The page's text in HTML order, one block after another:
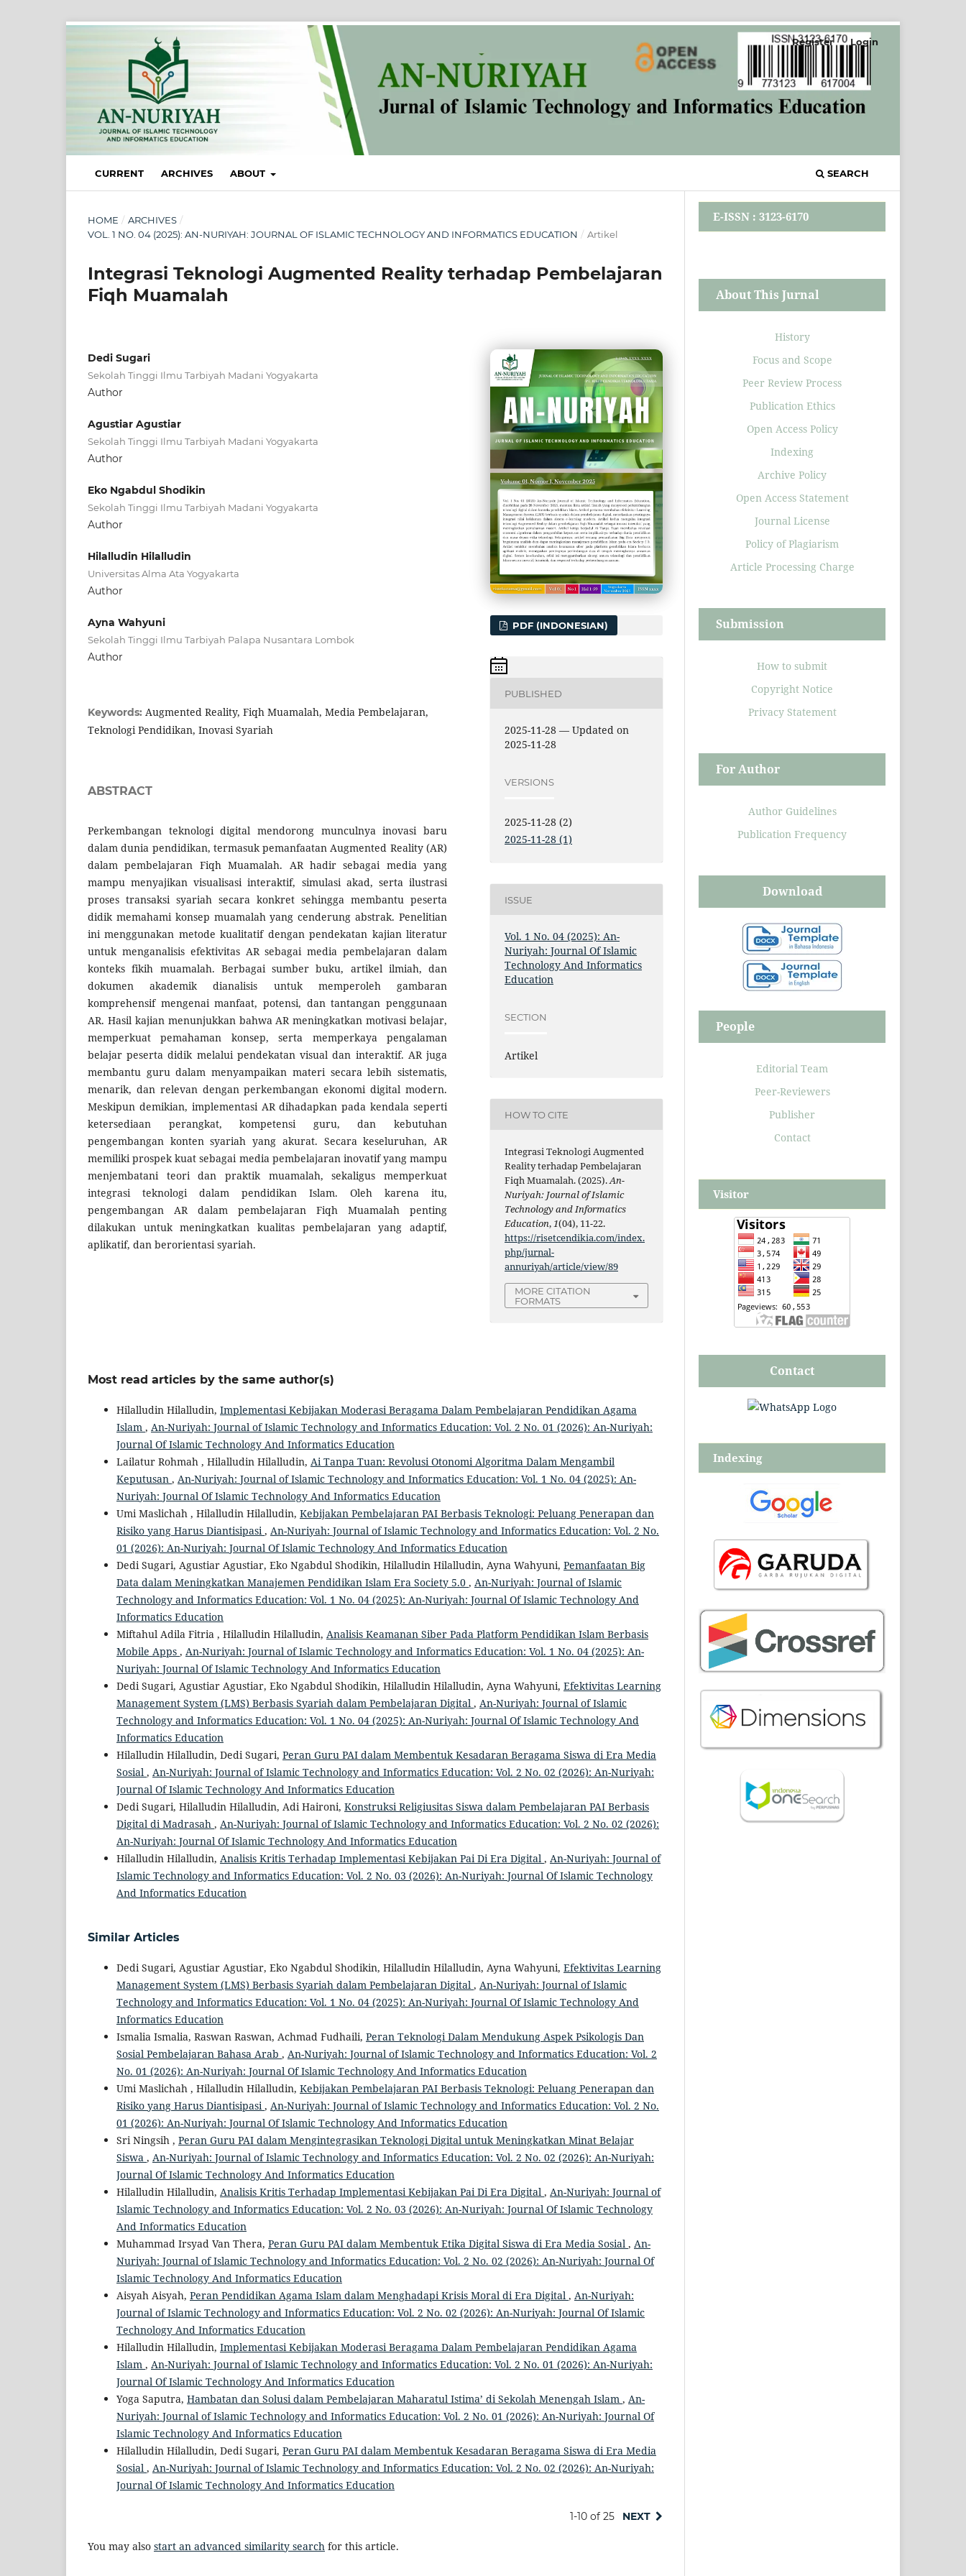
CURRENT ARCHIVES ABOUT SEARCH
Register Login
HOME / ARCHIVES /
VOL. 1 NO. 04 (2025): AN-NURIYAH: JOURNAL OF ISLAMIC TECHNOLOGY AND INFORMATICS EDUCATION / Artikel
Integrasi Teknologi Augmented Reality terhadap Pembelajaran
Fiqh Muamalah
Dedi Sugari
Sekolah Tinggi Ilmu Tarbiyah Madani Yogyakarta
Author
Agustiar Agustiar
Sekolah Tinggi Ilmu Tarbiyah Madani Yogyakarta
Author
Eko Ngabdul Shodikin
Sekolah Tinggi Ilmu Tarbiyah Madani Yogyakarta
Author
Hilalludin Hilalludin
Universitas Alma Ata Yogyakarta
Author
Ayna Wahyuni
Sekolah Tinggi Ilmu Tarbiyah Palapa Nusantara Lombok
Author
Keywords: Augmented Reality, Fiqh Muamalah, Media Pembelajaran,
Teknologi Pendidikan, Inovasi Syariah
ABSTRACT
Perkembangan teknologi digital mendorong munculnya inovasi baru
dalam dunia pendidikan, termasuk pemanfaatan Augmented Reality (AR)
dalam pembelajaran Fiqh Muamalah. AR hadir sebagai media yang
mampu menyajikan visualisasi interaktif, simulasi akad, serta ilustrasi
proses transaksi syariah secara konkret sehingga membantu peserta
didik memahami konsep muamalah yang cenderung abstrak. Penelitian
ini menggunakan metode kualitatif dengan pendekatan kajian literatur
untuk menganalisis efektivitas AR sebagai media pembelajaran dalam
konteks fikih muamalah. Berbagai sumber buku, artikel ilmiah, dan
dokumen akademik dianalisis untuk memperoleh gambaran
komprehensif mengenai manfaat, potensi, dan tantangan penggunaan
AR. Hasil kajian menunjukkan bahwa AR meningkatkan motivasi belajar,
memperkuat pemahaman konsep, serta memperkaya pengalaman
belajar peserta didik melalui pendekatan visual dan interaktif. AR juga
membantu guru dalam menyampaikan materi secara lebih sistematis,
menarik, dan relevan dengan perkembangan ekonomi digital modern.
Meskipun demikian, implementasi AR dihadapkan pada kendala seperti
ketersediaan perangkat, kompetensi guru, dan kebutuhan
pengembangan konten syariah yang akurat. Secara keseluruhan, AR
memiliki prospek kuat sebagai media pembelajaran inovatif yang mampu
menjembatani teori dan praktik muamalah, sekaligus memperkuat
integrasi teknologi dalam pendidikan Islam. Oleh karena itu,
pengembangan AR dalam pembelajaran Fiqh Muamalah penting
dilakukan untuk meningkatkan kualitas pembelajaran yang adaptif,
aplikatif, dan berorientasi syariah.
PDF (INDONESIAN)
PUBLISHED
2025-11-28 — Updated on
2025-11-28
VERSIONS
2025-11-28 (2)
2025-11-28 (1)
ISSUE
Vol. 1 No. 04 (2025): An-
Nuriyah: Journal Of Islamic
Technology And Informatics
Education
SECTION
Artikel
HOW TO CITE
Integrasi Teknologi Augmented
Reality terhadap Pembelajaran
Fiqh Muamalah. (2025).An-
Nuriyah: Journal of Islamic
Technology and Informatics
Education,1(04), 11-22.
https://risetcendikia.com/index.
php/jurnal-
annuriyah/article/view/89
MORE CITATION
FORMATS
Most read articles by the same author(s)
Hilalludin Hilalludin, Implementasi Kebijakan Moderasi Beragama Dalam Pembelajaran Pendidikan Agama
Islam , An-Nuriyah: Journal of Islamic Technology and Informatics Education: Vol. 2 No. 01 (2026): An-Nuriyah:
Journal Of Islamic Technology And Informatics Education
Lailatur Rohmah , Hilalludin Hilalludin, Ai Tanpa Tuan: Revolusi Otonomi Algoritma Dalam Mengambil
Keputusan , An-Nuriyah: Journal of Islamic Technology and Informatics Education: Vol. 1 No. 04 (2025): An-
Nuriyah: Journal Of Islamic Technology And Informatics Education
Umi Maslichah , Hilalludin Hilalludin, Kebijakan Pembelajaran PAI Berbasis Teknologi: Peluang Penerapan dan
Risiko yang Harus Diantisipasi, An-Nuriyah: Journal of Islamic Technology and Informatics Education: Vol. 2 No.
01 (2026): An-Nuriyah: Journal Of Islamic Technology And Informatics Education
Dedi Sugari, Agustiar Agustiar, Eko Ngabdul Shodikin, Hilalludin Hilalludin, Ayna Wahyuni, Pemanfaatan Big
Data dalam Meningkatkan Manajemen Pendidikan Islam Era Society 5.0 , An-Nuriyah: Journal of Islamic
Technology and Informatics Education: Vol. 1 No. 04 (2025): An-Nuriyah: Journal Of Islamic Technology And
Informatics Education
Miftahul Adila Fitria , Hilalludin Hilalludin, Analisis Keamanan Siber Pada Platform Pendidikan Islam Berbasis
Mobile Apps , An-Nuriyah: Journal of Islamic Technology and Informatics Education: Vol. 1 No. 04 (2025): An-
Nuriyah: Journal Of Islamic Technology And Informatics Education
Dedi Sugari, Agustiar Agustiar, Eko Ngabdul Shodikin, Hilalludin Hilalludin, Ayna Wahyuni, Efektivitas Learning
Management System (LMS) Berbasis Syariah dalam Pembelajaran Digital , An-Nuriyah: Journal of Islamic
Technology and Informatics Education: Vol. 1 No. 04 (2025): An-Nuriyah: Journal Of Islamic Technology And
Informatics Education
Hilalludin Hilalludin, Dedi Sugari, Peran Guru PAI dalam Membentuk Kesadaran Beragama Siswa di Era Media
Sosial , An-Nuriyah: Journal of Islamic Technology and Informatics Education: Vol. 2 No. 02 (2026): An-Nuriyah:
Journal Of Islamic Technology And Informatics Education
Dedi Sugari, Hilalludin Hilalludin, Adi Haironi, Konstruksi Religiusitas Siswa dalam Pembelajaran PAI Berbasis
Digital di Madrasah , An-Nuriyah: Journal of Islamic Technology and Informatics Education: Vol. 2 No. 02 (2026):
An-Nuriyah: Journal Of Islamic Technology And Informatics Education
Hilalludin Hilalludin, Analisis Kritis Terhadap Implementasi Kebijakan Pai Di Era Digital , An-Nuriyah: Journal of
Islamic Technology and Informatics Education: Vol. 2 No. 03 (2026): An-Nuriyah: Journal Of Islamic Technology
And Informatics Education
Similar Articles
Dedi Sugari, Agustiar Agustiar, Eko Ngabdul Shodikin, Hilalludin Hilalludin, Ayna Wahyuni, Efektivitas Learning
Management System (LMS) Berbasis Syariah dalam Pembelajaran Digital , An-Nuriyah: Journal of Islamic
Technology and Informatics Education: Vol. 1 No. 04 (2025): An-Nuriyah: Journal Of Islamic Technology And
Informatics Education
Ismalia Ismalia, Raswan Raswan, Achmad Fudhaili, Peran Teknologi Dalam Mendukung Aspek Psikologis Dan
Sosial Pembelajaran Bahasa Arab , An-Nuriyah: Journal of Islamic Technology and Informatics Education: Vol. 2
No. 01 (2026): An-Nuriyah: Journal Of Islamic Technology And Informatics Education
Umi Maslichah , Hilalludin Hilalludin, Kebijakan Pembelajaran PAI Berbasis Teknologi: Peluang Penerapan dan
Risiko yang Harus Diantisipasi, An-Nuriyah: Journal of Islamic Technology and Informatics Education: Vol. 2 No.
01 (2026): An-Nuriyah: Journal Of Islamic Technology And Informatics Education
Sri Ningsih , Peran Guru PAI dalam Mengintegrasikan Teknologi Digital untuk Meningkatkan Minat Belajar
Siswa , An-Nuriyah: Journal of Islamic Technology and Informatics Education: Vol. 2 No. 02 (2026): An-Nuriyah:
Journal Of Islamic Technology And Informatics Education
Hilalludin Hilalludin, Analisis Kritis Terhadap Implementasi Kebijakan Pai Di Era Digital , An-Nuriyah: Journal of
Islamic Technology and Informatics Education: Vol. 2 No. 03 (2026): An-Nuriyah: Journal Of Islamic Technology
And Informatics Education
Muhammad Irsyad Van Thera, Peran Guru PAI dalam Membentuk Etika Digital Siswa di Era Media Sosial , An-
Nuriyah: Journal of Islamic Technology and Informatics Education: Vol. 2 No. 02 (2026): An-Nuriyah: Journal Of
Islamic Technology And Informatics Education
Aisyah Aisyah, Peran Pendidikan Agama Islam dalam Menghadapi Krisis Moral di Era Digital , An-Nuriyah:
Journal of Islamic Technology and Informatics Education: Vol. 2 No. 02 (2026): An-Nuriyah: Journal Of Islamic
Technology And Informatics Education
Hilalludin Hilalludin, Implementasi Kebijakan Moderasi Beragama Dalam Pembelajaran Pendidikan Agama
Islam , An-Nuriyah: Journal of Islamic Technology and Informatics Education: Vol. 2 No. 01 (2026): An-Nuriyah:
Journal Of Islamic Technology And Informatics Education
Yoga Saputra, Hambatan dan Solusi dalam Pembelajaran Maharatul Istima’ di Sekolah Menengah Islam , An-
Nuriyah: Journal of Islamic Technology and Informatics Education: Vol. 2 No. 01 (2026): An-Nuriyah: Journal Of
Islamic Technology And Informatics Education
Hilalludin Hilalludin, Dedi Sugari, Peran Guru PAI dalam Membentuk Kesadaran Beragama Siswa di Era Media
Sosial , An-Nuriyah: Journal of Islamic Technology and Informatics Education: Vol. 2 No. 02 (2026): An-Nuriyah:
Journal Of Islamic Technology And Informatics Education
1-10 of 25 NEXT
You may also start an advanced similarity search for this article.
E-ISSN : 3123-6170
About This Jurnal
History
Focus and Scope
Peer Review Process
Publication Ethics
Open Access Policy
Indexing
Archive Policy
Open Access Statement
Journal License
Policy of Plagiarism
Article Processing Charge
Submission
How to submit
Copyright Notice
Privacy Statement
For Author
Author Guidelines
Publication Frequency
Download
People
Editorial Team
Peer-Reviewers
Publisher
Contact
Visitor
Contact
Indexing